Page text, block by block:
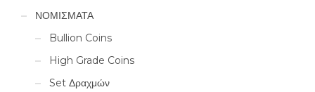
ΝΟΜΙΣΜΑΤΑ
Bullion Coins
High Grade Coins
Set Δραχμών